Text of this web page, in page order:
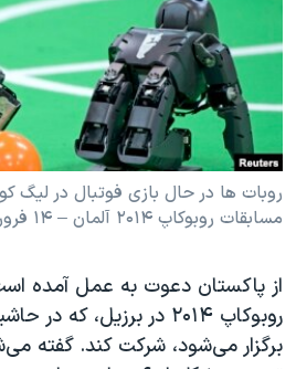
فرهنگ و زندگی
حقوق شهروندی
اقتصادی
علم و فناوری
گالری عکس
مستندها
انتخابات ریاست جمهوری آمریکا ۲۰۲۴
حمله جمهوری اسلامی به اسرائیل
رمز مهسا
اعتراضات زن، زندگی، آزادی
تریبونال مردمی آبان ۹۸
دادگاه حمید نوری
دنبال کنید
زبانهای مختلف
روبات ها در حال بازی فوتبال در لیگ
مسابقات روبوکاپ ۲۰۱۴ آلمان – ۱۴ فروردين ۱۳۹۳
از پاکستان دعوت به عمل آمده
روبوکاپ ۲۰۱۴ در برزیل،
برگزار می‌شود، شرکت کند. گفته